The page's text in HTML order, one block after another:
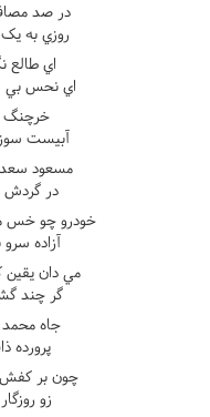
در صد
روزي به
اي طالع
اي نحس بي
خرچنگ
آبيست
مسعود
در گردش
خودرو چو خس
آزاده
مي دان
گر چند
جاه
پرورده
چون بر کفش
زو